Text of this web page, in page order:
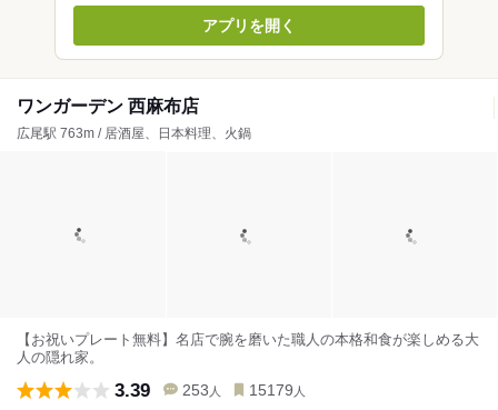
アプリを開く
ワンガーデン 西麻布店
広尾駅 763m / 居酒屋、日本料理、火鍋
【お祝いプレート無料】名店で腕を磨いた職人の本格和食が楽しめる大
人の隠れ家。
3.39 253 人 15179 人